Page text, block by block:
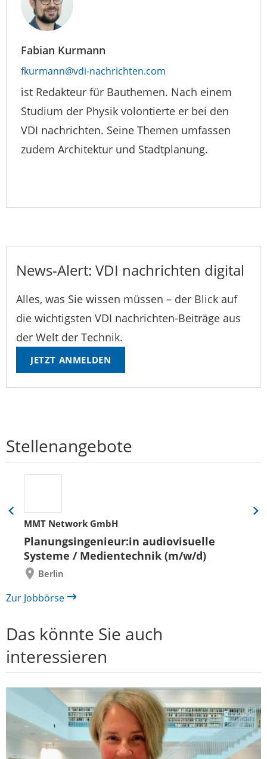
Fabian Kurmann
fkurmann@vdi-nachrichten.com
ist Redakteur für Bauthemen. Nach einem
Studium der Physik volontierte er bei den
VDI nachrichten. Seine Themen umfassen
zudem Architektur und Stadtplanung.
News-Alert: VDI nachrichten digital
Alles, was Sie wissen müssen – der Blick auf
die wichtigsten VDI nachrichten-Beiträge aus
der Welt der Technik.
JETZT ANMELDEN
Stellenangebote
MMT Network GmbH
Planungsingenieur:in audiovisuelle
Systeme / Medientechnik (m/w/d)
Berlin
Eine
Folie
zurück
Eine
Zur Jobbörse
Das könnte Sie auch
interessieren